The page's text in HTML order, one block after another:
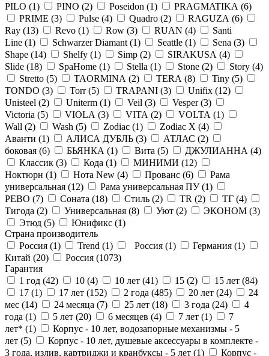
PILO (1) PINO (2) Poseidon (1) PRAGMATIKA (6)
PRIME (3) Pulse (4) Quadro (2) RAGUZA (6)
Ray (13) Revo (1) Row (3) RUAN (4)
Santi
Line (1) Schwarzer Diamant (1) Seattle (1) Sena (3)
Shape (14) Shelfy (1) Simp (2) SIRAKUSA (4)
Slide (18) SpaHome (1) Stella (1) Stone (2) Story (4)
Stretto (5) TAORMINA (2) TERA (8) Tiny (5)
TONDO (3) Torr (5) TRAPANI (3) Unifix (12)
Unisteel (2) Uniterm (1) Veil (3) Vesper (3)
Victoria (5) VIOLA (3) VITA (2) VOLTA (1)
Wall (2) Wash (5) Zodiac (1) Zodiac X (4)
Аванти (1) АЛИСА ДУБЛЬ (3) АТЛАС (2)
боковая (6) БЬЯНКА (1) Вита (5) ДЖУЛИАННА (4)
Классик (3) Кода (1) МИНИМИ (12)
Ноктюрн (1) Нота New (4) Прованс (6)
Рама
универсальная (12) Рама универсальная ПУ (1)
РЕВО (7) Соната (18) Стиль (2) ТR (2) ТГ (4)
Тигода (2) Универсальная (8) Уют (2) ЭКОНОМ (3)
Этюд (5) Юнификс (1)
Страна производитель
Россия (1) Trend (1) Россия (1) Германия (1)
Китай (20) Россия (1073)
Гарантия
1 год (42) 10 (4) 10 лет (41) 15 (2) 15 лет (84)
17 (1) 17 лет (152) 2 года (485) 20 лет (24)
24
мес (14) 24 месяца (7) 25 лет (18) 3 года (24)
4
года (1) 5 лет (20) 6 месяцев (4) 7 лет (1)
7
лет* (1)
Корпус - 10 лет, водозапорные механизмы - 5
лет (5)
Корпус - 10 лет, душевые аксессуары в комплекте -
3 года, излив, картриджи и кранбуксы - 5 лет (1) Корпус -